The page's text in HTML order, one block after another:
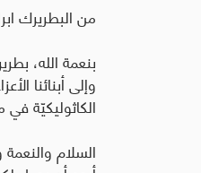
من البطريرك
بنعمة الله،
وإلى أبنائنا
الكاثوليكيّة
السلام